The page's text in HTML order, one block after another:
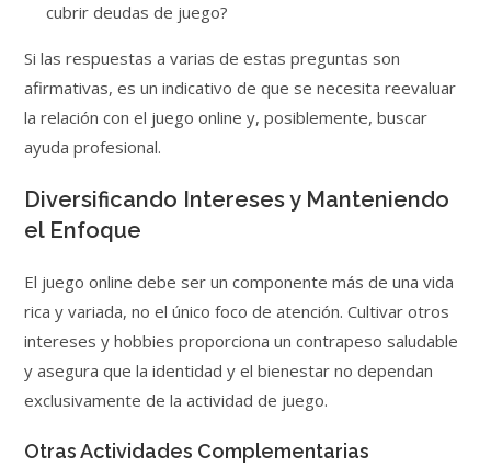
cubrir deudas de juego?
Si las respuestas a varias de estas preguntas son
afirmativas, es un indicativo de que se necesita reevaluar
la relación con el juego online y, posiblemente, buscar
ayuda profesional.
Diversificando Intereses y Manteniendo
el Enfoque
El juego online debe ser un componente más de una vida
rica y variada, no el único foco de atención. Cultivar otros
intereses y hobbies proporciona un contrapeso saludable
y asegura que la identidad y el bienestar no dependan
exclusivamente de la actividad de juego.
Otras Actividades Complementarias